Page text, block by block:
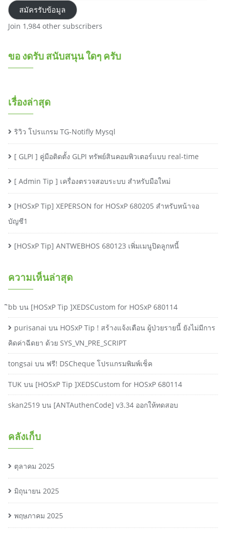
สมัครรับข้อมูล
Join 1,984 other subscribers
ขอ งดรับ สนับสนุน ใดๆ ครับ
เรื่องล่าสุด
ริวิว โปรแกรม TG-Notifly Mysql
[ GLPI ] คู่มือติดตั้ง GLPI ทรัพย์สินคอมพิวเตอร์แบบ real-time
[ Admin Tip ] เครื่องตรวจสอบระบบ สำหรับมือใหม่
[HOSxP Tip] XEPERSON for HOSxP 680205 สำหรับหน้าจอ
บัญชี1
[HOSxP Tip] ANTWEBHOS 680123 เพิ่มเมนูปิดลูกหนี้
ความเห็นล่าสุด
ิbb บน [HOSxP Tip ]XEDSCustom for HOSxP 680114
purisanai บน HOSxP Tip ! สร้างแจ้งเตือน ผู้ป่วยรายนี้ ยังไม่มีการ
คิดค่าฉีดยา ด้วย SYS_VN_PRE_SCRIPT
tongsai บน ฟรี! DSCheque โปรแกรมพิมพ์เช็ค
TUK บน [HOSxP Tip ]XEDSCustom for HOSxP 680114
skan2519 บน [ANTAuthenCode] v3.34 ออกให้ทดสอบ
คลังเก็บ
ตุลาคม 2025
มิถุนายน 2025
พฤษภาคม 2025